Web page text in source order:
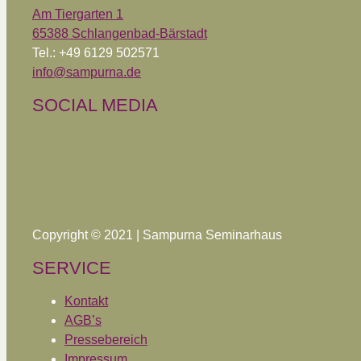
Am Tiergarten 1
65388 Schlangenbad-Bärstadt
Tel.: +49 6129 502571
info@sampurna.de
SOCIAL MEDIA
Copyright © 2021 | Sampurna Seminarhaus
SERVICE
Kontakt
AGB’s
Pressebereich